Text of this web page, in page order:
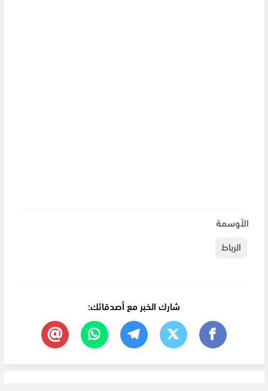
الأوسمة
الرباط
شارك الخبر مع أصدقائك: